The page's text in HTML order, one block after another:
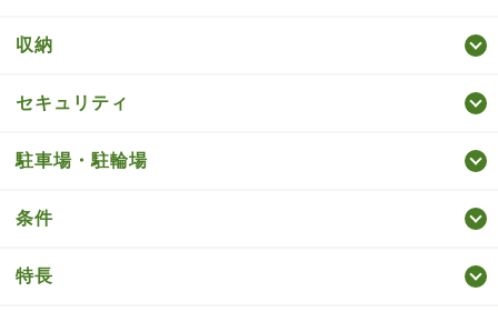
収納
セキュリティ
駐車場・駐輪場
条件
特長